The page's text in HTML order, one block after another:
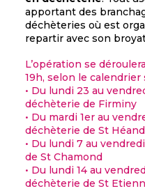
apportant des
déchèteries où est
repartir avec son
L’opération se
19h, selon le calendrier
• Du lundi 23 au
déchèterie de Firminy
• Du mardi 1er au
déchèterie de St Héand
• Du lundi 7 au
de St Chamond
• Du lundi 14 au
déchèterie de St